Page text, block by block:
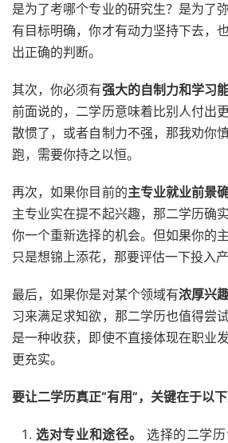
是为了考哪个专业的研究生？是为了
有目标明确，你才有动力坚持下去，
出正确的判断。
其次，你必须有强大的自制力和学习
前面说的，二学历意味着比别人付出
散惯了，或者自制力不强，那我劝你
跑，需要你持之以恒。
再次，如果你目前的主专业就业前景
主专业实在提不起兴趣，那二学历确
你一个重新选择的机会。但如果你的
只是想锦上添花，那要评估一下投入产
最后，如果你是对某个领域有浓厚兴
习来满足求知欲，那二学历也值得尝
是一种收获，即使不直接体现在职业
更充实。
要让二学历真正“有用”，关键在于以下
选对专业和途径。
选择的二学